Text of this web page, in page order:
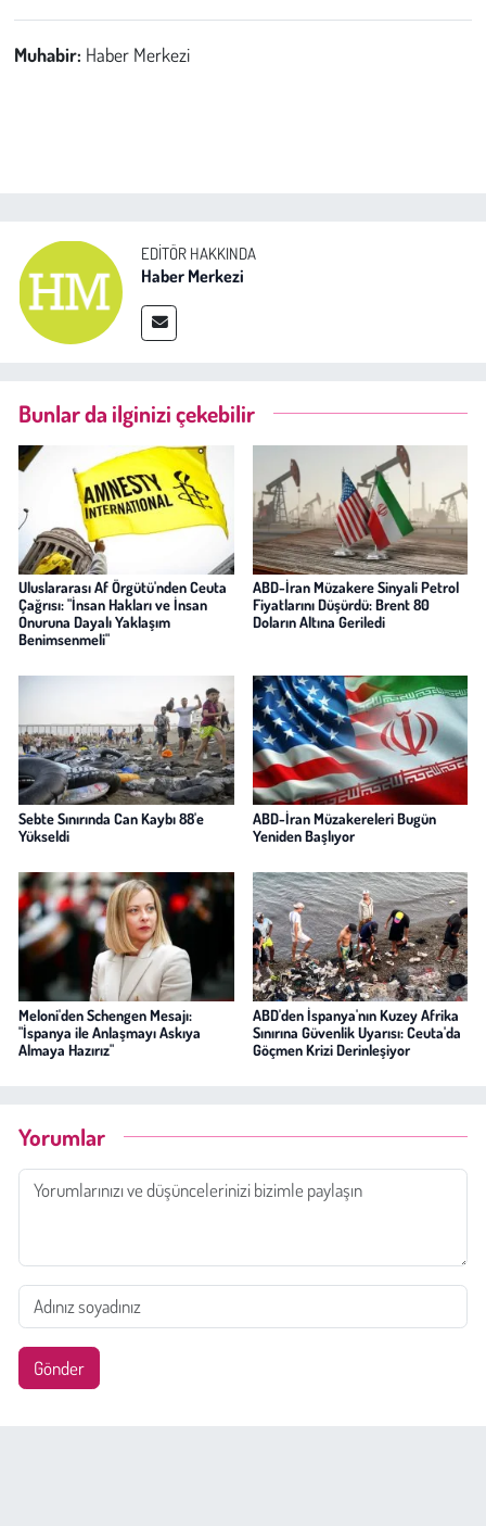
Muhabir: Haber Merkezi
EDITÖR HAKKINDA
Haber Merkezi
Bunlar da ilginizi çekebilir
Uluslararası Af Örgütü'nden Ceuta
Çağrısı: "İnsan Hakları ve İnsan
Onuruna Dayalı Yaklaşım
Benimsenmeli"
ABD-İran Müzakere Sinyali Petrol
Fiyatlarını Düşürdü: Brent 80
Doların Altına Geriledi
Sebte Sınırında Can Kaybı 88'e
Yükseldi
ABD-İran Müzakereleri Bugün
Yeniden Başlıyor
Meloni'den Schengen Mesajı:
"İspanya ile Anlaşmayı Askıya
Almaya Hazırız"
ABD'den İspanya'nın Kuzey Afrika
Sınırına Güvenlik Uyarısı: Ceuta'da
Göçmen Krizi Derinleşiyor
Yorumlar
Gönder